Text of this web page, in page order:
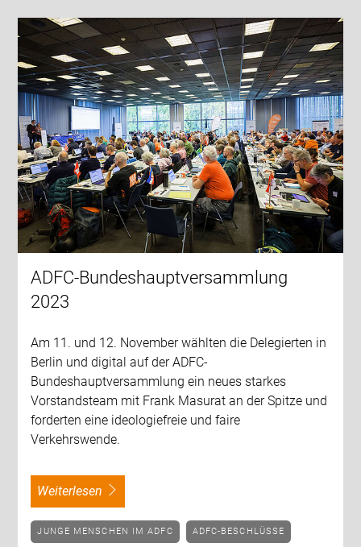
ADFC-Bundeshauptversammlung
2023
Am 11. und 12. November wählten die Delegierten in
Berlin und digital auf der ADFC-
Bundeshauptversammlung ein neues starkes
Vorstandsteam mit Frank Masurat an der Spitze und
forderten eine ideologiefreie und faire
Verkehrswende.
weiterlesen
JUNGE MENSCHEN IM ADFC ADFC-BESCHLÜSSE